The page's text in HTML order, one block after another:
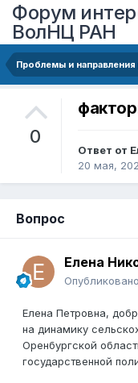
Форум
ВолНЦ РАН
0
Ответ от
20 мая,
Вопрос
Елена
Опубликовано
Елена Петровна,
на динамику
Оренбургской
государственной